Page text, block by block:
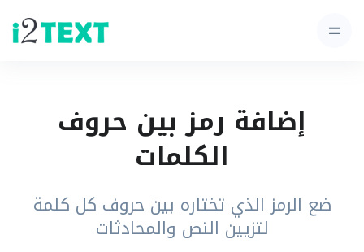
إضافة رمز بين حروف
الكلمات
ضع الرمز الذي تختاره بين حروف كل كلمة
لتزيين النص والمحادثات